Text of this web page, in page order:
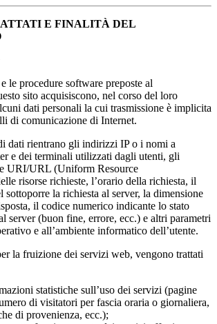
E FINALITÀ DEL
le procedure software preposte al
sito acquisiscono, nel corso del loro
dati personali la cui trasmissione è implicita
di comunicazione di Internet.
dati rientrano gli indirizzi IP o i nomi a
e dei terminali utilizzati dagli utenti, gli
URI/URL (Uniform Resource
risorse richieste, l’orario della richiesta, il
sottoporre la richiesta al server, la dimensione
il codice numerico indicante lo stato
server (buon fine, errore, ecc.) e altri parametri
e all’ambiente informatico dell’utente.
la fruizione dei servizi web, vengono trattati
statistiche sull’uso dei servizi (pagine
di visitatori per fascia oraria o giornaliera,
di provenienza, ecc.);